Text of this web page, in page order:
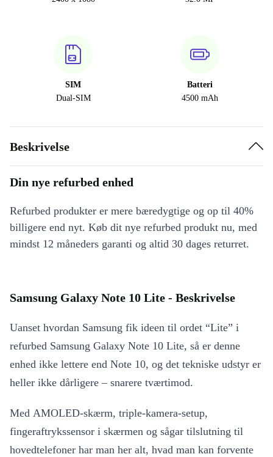
SIM
Dual-SIM
Batteri
4500 mAh
Beskrivelse
Din nye refurbed enhed
Refurbed produkter er mere bæredygtige og op til 40%
billigere end nyt. Køb dit nye refurbed produkt nu, med
mindst 12 måneders garanti og altid 30 dages returret.
Samsung Galaxy Note 10 Lite - Beskrivelse
Uanset hvordan Samsung fik ideen til ordet “Lite” i
refurbed Samsung Galaxy Note 10 Lite, så er denne
enhed ikke lettere end Note 10, og det tekniske udstyr er
heller ikke dårligere – snarere tværtimod.
Med AMOLED-skærm, triple-kamera-setup,
fingeraftrykssensor i skærmen og sågar tilslutning til
hovedtelefoner har man her alt, hvad man kan forvente